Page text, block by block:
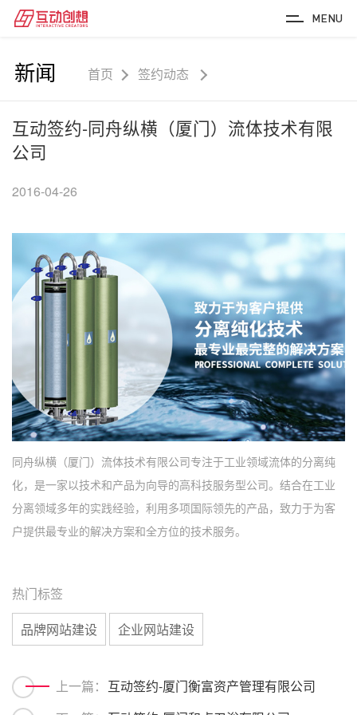
MENU
新闻 首页 签约动态
互动签约-同舟纵横（厦门）流体技术有限
公司
2016-04-26
同舟纵横（厦门）流体技术有限公司专注于工业领域流体的分离纯
化，是一家以技术和产品为向导的高科技服务型公司。结合在工业
分离领域多年的实践经验，利用多项国际领先的产品，致力于为客
户提供最专业的解决方案和全方位的技术服务。
热门标签
品牌网站建设
企业网站建设
上一篇： 互动签约-厦门衡富资产管理有限公司